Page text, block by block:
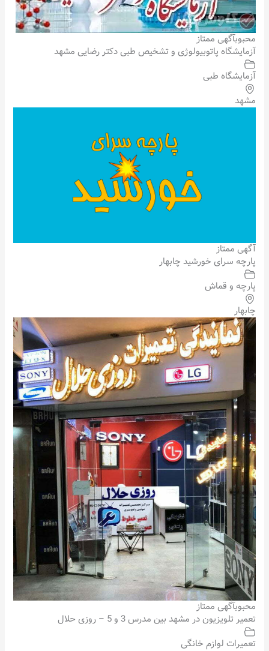
محبوبآگهی ممتاز
آزمایشگاه پاتوبیولوژی و تشخیص طبی دکتر رضایی مشهد
آزمایشگاه طبی
مشهد
آگهی ممتاز
پارچه سرای خورشید چابهار
پارچه و قماش
چابهار
محبوبآگهی ممتاز
تعمیر تلویزیون در مشهد بین مدرس 3 و 5 – روزی حلال
تعمیرات لوازم خانگی